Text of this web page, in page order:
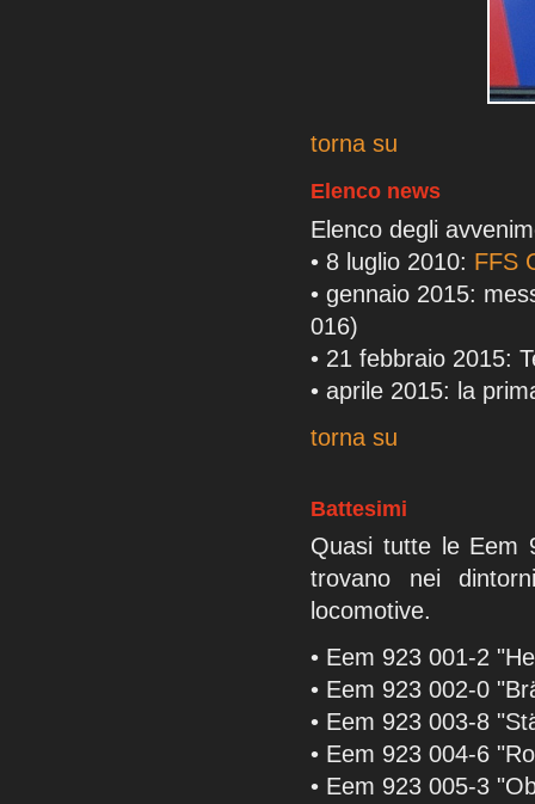
torna su
Elenco news
Elenco degli
• 8 luglio 2010: FFS
• gennaio 2015:
016)
• 21 febbraio 2015:
• aprile 2015: la
torna su
Battesimi
Quasi tutte le Eem
trovano nei
locomotive.
• Eem 923 001-2
• Eem 923 002-0
• Eem 923 003-8
• Eem 923 004-6
• Eem 923 005-3